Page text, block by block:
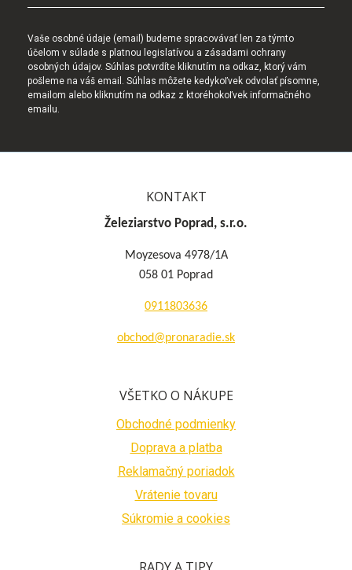
Vaše osobné údaje (email) budeme spracovávať len za týmto
účelom v súlade s platnou legislatívou a zásadami ochrany
osobných údajov. Súhlas potvrdíte kliknutím na odkaz, ktorý vám
pošleme na váš email. Súhlas môžete kedykoľvek odvolať písomne,
emailom alebo kliknutím na odkaz z ktoréhokoľvek informačného
emailu.
KONTAKT
Železiarstvo Poprad, s.r.o.
Moyzesova 4978/1A
058 01 Poprad
0911803636
obchod@pronaradie.sk
VŠETKO O NÁKUPE
Obchodné podmienky
Doprava a platba
Reklamačný poriadok
Vrátenie tovaru
Súkromie a cookies